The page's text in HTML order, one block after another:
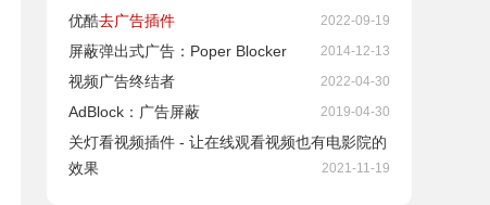
优酷去广告插件 2022-09-19
屏蔽弹出式广告：Poper Blocker 2014-12-13
视频广告终结者 2022-04-30
AdBlock：广告屏蔽 2019-04-30
关灯看视频插件 - 让在线观看视频也有电影院的
效果
2021-11-19